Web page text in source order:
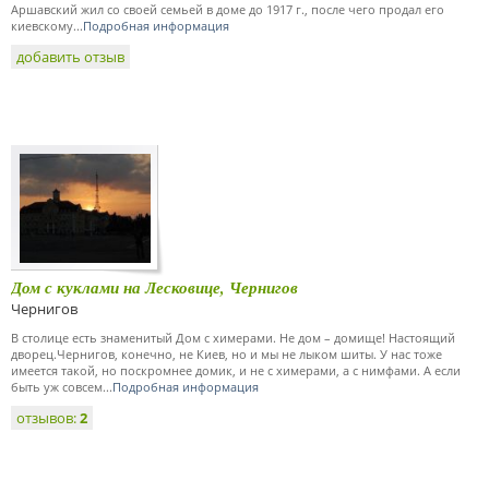
Аршавский жил со своей семьей в доме до 1917 г., после чего продал его
киевскому...Подробная информация
добавить отзыв
Дом с куклами на Лесковице, Чернигов
Чернигов
В столице есть знаменитый Дом с химерами. Не дом – домище! Настоящий
дворец.Чернигов, конечно, не Киев, но и мы не лыком шиты. У нас тоже
имеется такой, но поскромнее домик, и не с химерами, а с нимфами. А если
быть уж совсем...Подробная информация
отзывов:2